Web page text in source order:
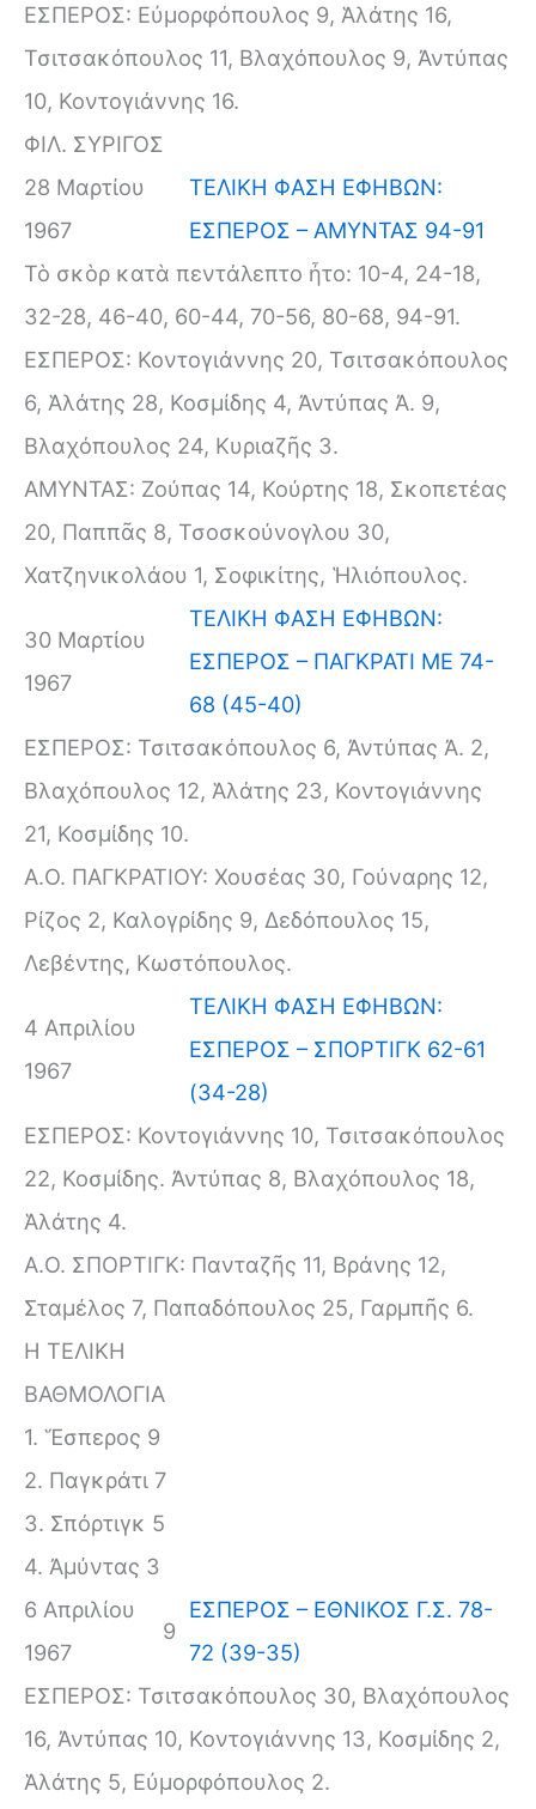
ΕΣΠΕΡΟΣ: Εὐμορφόπουλος 9, Ἁλάτης 16,
Τσιτσακόπουλος 11, Βλαχόπουλος 9, Ἀντύπας
10, Κοντογιάννης 16.
ΦΙΛ. ΣΥΡΙΓΟΣ
28 Μαρτίου
1967
ΤΕΛΙΚΗ ΦΑΣΗ ΕΦΗΒΩΝ:
ΕΣΠΕΡΟΣ – ΑΜΥΝΤΑΣ 94-91
Τὸ σκὸρ κατὰ πεντάλεπτο ἦτο: 10-4, 24-18,
32-28, 46-40, 60-44, 70-56, 80-68, 94-91.
ΕΣΠΕΡΟΣ: Κοντογιάννης 20, Τσιτσακόπουλος
6, Ἁλάτης 28, Κοσμίδης 4, Ἀντύπας Ἀ. 9,
Βλαχόπουλος 24, Κυριαζῆς 3.
ΑΜΥΝΤΑΣ: Ζούπας 14, Κούρτης 18, Σκοπετέας
20, Παππᾶς 8, Τσοσκούνογλου 30,
Χατζηνικολάου 1, Σοφικίτης, Ἡλιόπουλος.
30 Μαρτίου
1967
ΤΕΛΙΚΗ ΦΑΣΗ ΕΦΗΒΩΝ:
ΕΣΠΕΡΟΣ – ΠΑΓΚΡΑΤΙ ΜΕ 74-
68 (45-40)
ΕΣΠΕΡΟΣ: Τσιτσακόπουλος 6, Ἀντύπας Ἀ. 2,
Βλαχόπουλος 12, Ἁλάτης 23, Κοντογιάννης
21, Κοσμίδης 10.
Α.Ο. ΠΑΓΚΡΑΤΙΟΥ: Χουσέας 30, Γούναρης 12,
Ρίζος 2, Καλογρίδης 9, Δεδόπουλος 15,
Λεβέντης, Κωστόπουλος.
4 Απριλίου
1967
ΤΕΛΙΚΗ ΦΑΣΗ ΕΦΗΒΩΝ:
ΕΣΠΕΡΟΣ – ΣΠΟΡΤΙΓΚ 62-61
(34-28)
ΕΣΠΕΡΟΣ: Κοντογιάννης 10, Τσιτσακόπουλος
22, Κοσμίδης. Ἀντύπας 8, Βλαχόπουλος 18,
Ἁλάτης 4.
Α.Ο. ΣΠΟΡΤΙΓΚ: Πανταζῆς 11, Βράνης 12,
Σταμέλος 7, Παπαδόπουλος 25, Γαρμπῆς 6.
Η ΤΕΛΙΚΗ
ΒΑΘΜΟΛΟΓΙΑ
1. Ἕσπερος 9
2. Παγκράτι 7
3. Σπόρτιγκ 5
4. Ἀμύντας 3
6 Απριλίου
1967
9
ΕΣΠΕΡΟΣ – ΕΘΝΙΚΟΣ Γ.Σ. 78-
72 (39-35)
ΕΣΠΕΡΟΣ: Τσιτσακόπουλος 30, Βλαχόπουλος
16, Ἀντύπας 10, Κοντογιάννης 13, Κοσμίδης 2,
Ἁλάτης 5, Εὐμορφόπουλος 2.